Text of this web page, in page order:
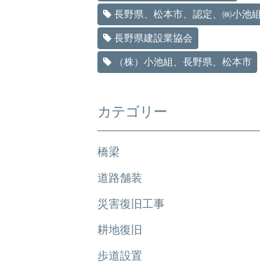
長野県、松本市、認定、㈱小池組
長野県建設業協会
（株）小池組、長野県、松本市
カテゴリー
橋梁
道路舗装
災害復旧工事
耕地復旧
歩道設置